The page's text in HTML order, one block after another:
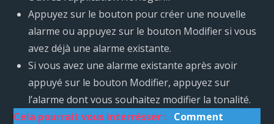
Appuyez sur le bouton pour créer une nouvelle
alarme ou appuyez sur le bouton Modifier si vous
avez déjà une alarme existante.
Si vous avez une alarme existante après avoir
appuyé sur le bouton Modifier, appuyez sur
l’alarme dont vous souhaitez modifier la tonalité.
Cela pourrait vous interrésser : Comment